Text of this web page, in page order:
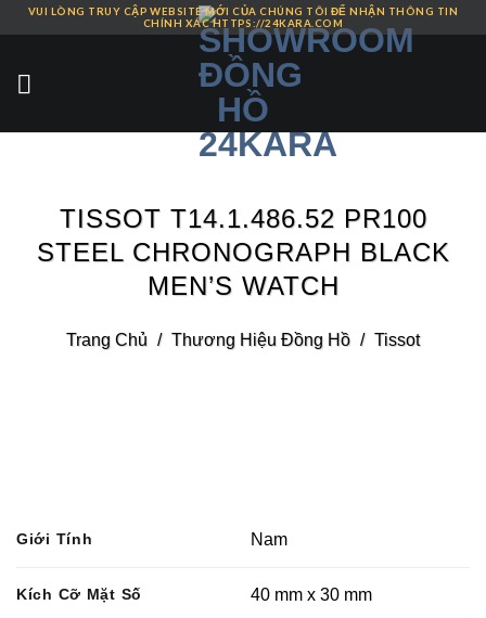
Skip
content
VUI LÒNG TRUY CẬP WEBSITE MỚI CỦA CHÚNG TÔI ĐỂ NHẬN THÔNG TIN
CHÍNH XÁC HTTPS://24KARA.COM
TISSOT T14.1.486.52 PR100
STEEL CHRONOGRAPH BLACK
MEN’S WATCH
Trang Chủ / Thương Hiệu Đồng Hồ / Tissot
Giới Tính Nam
Kích Cỡ Mặt Số 40 mm x 30 mm